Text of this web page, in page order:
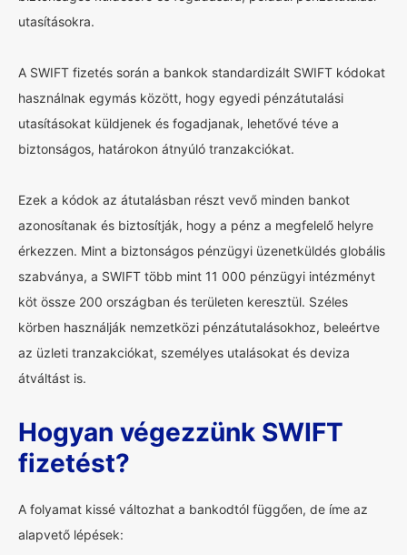
utasításokra.
A SWIFT fizetés során a bankok standardizált SWIFT kódokat
használnak egymás között, hogy egyedi pénzátutalási
utasításokat küldjenek és fogadjanak, lehetővé téve a
biztonságos, határokon átnyúló tranzakciókat.
Ezek a kódok az átutalásban részt vevő minden bankot
azonosítanak és biztosítják, hogy a pénz a megfelelő helyre
érkezzen. Mint a biztonságos pénzügyi üzenetküldés globális
szabványa, a SWIFT több mint 11 000 pénzügyi intézményt
köt össze 200 országban és területen keresztül. Széles
körben használják nemzetközi pénzátutalásokhoz, beleértve
az üzleti tranzakciókat, személyes utalásokat és deviza
átváltást is.
Hogyan végezzünk SWIFT
fizetést?
A folyamat kissé változhat a bankodtól függően, de íme az
alapvető lépések: